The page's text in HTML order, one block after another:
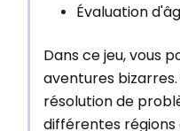
Évaluation
Dans ce jeu, vous
aventures
résolution de
différentes régions